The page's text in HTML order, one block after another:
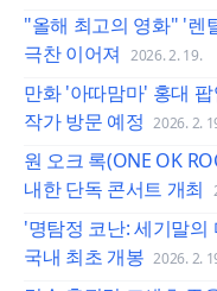
"올해 최고의 영화" '렌
극찬 이어져 2026. 2. 19.
만화 '아따맘마' 홍대
작가 방문 예정 2026. 2.
원 오크 록(ONE OK
내한 단독 콘서트 개최
'명탐정 코난: 세기말의
국내 최초 개봉 2026. 2.